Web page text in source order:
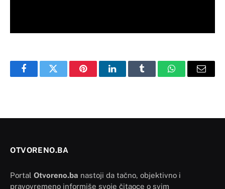
FacebookTwitter PinterestLinkedInTumblr WhatsAppEmail
OTVORENO.BA
Portal Otvoreno.ba nastoji da tačno, objektivno i
pravovremeno informiše svoje čitaoce o svim